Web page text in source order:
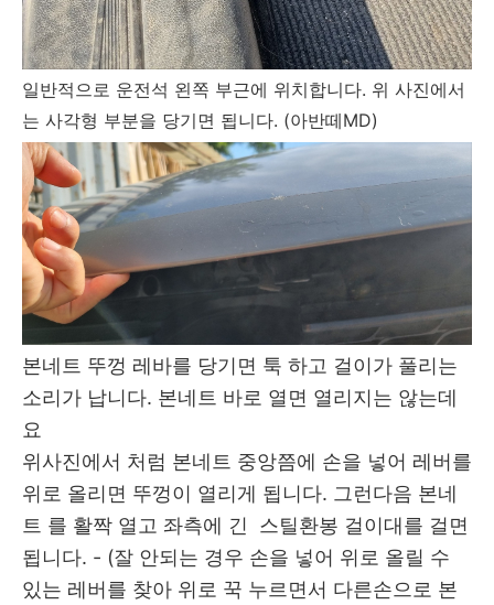
일반적으로 운전석 왼쪽 부근에 위치합니다. 위 사진에서
는 사각형 부분을 당기면 됩니다. (아반떼MD)
본네트 뚜껑 레바를 당기면 툭 하고 걸이가 풀리는
소리가 납니다. 본네트 바로 열면 열리지는 않는데
요
위사진에서 처럼 본네트 중앙쯤에 손을 넣어 레버를
위로 올리면 뚜껑이 열리게 됩니다. 그런다음 본네
트 를 활짝 열고 좌측에 긴 스틸환봉 걸이대를 걸면
됩니다. - (잘 안되는 경우 손을 넣어 위로 올릴 수
있는 레버를 찾아 위로 꾹 누르면서 다른손으로 본